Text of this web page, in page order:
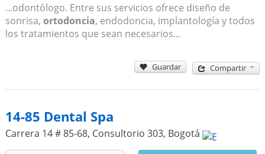
...odontólogo. Entre sus servicios ofrece diseño de
sonrisa, ortodoncia, endodoncia, implantología y todos
los tratamientos que sean necesarios...
Guardar Compartir
14-85 Dental Spa
Carrera 14 # 85-68, Consultorio 303, Bogotá